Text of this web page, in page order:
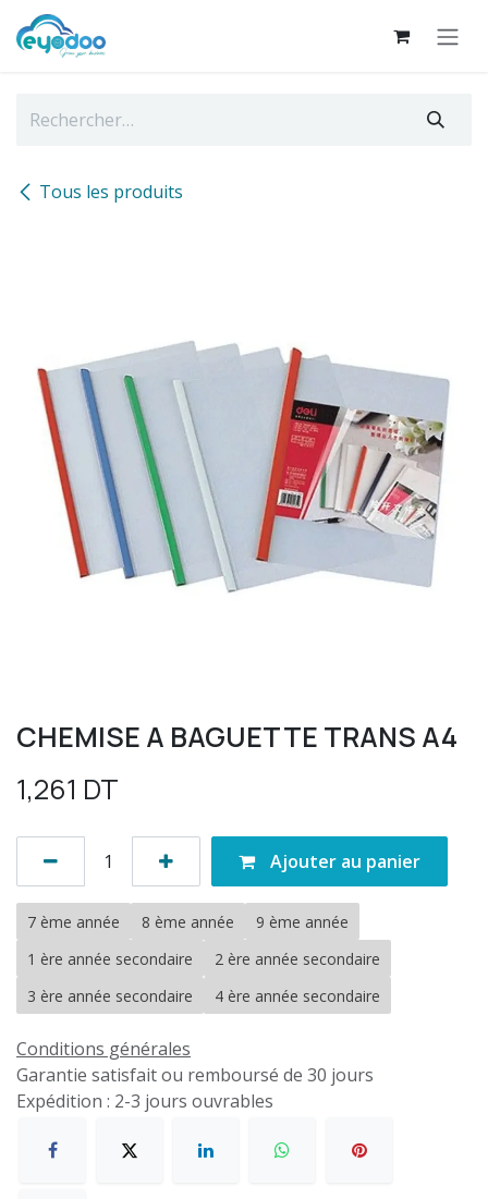
Se rendre au contenu
Tous les produits
CHEMISE A BAGUETTE TRANS A4
1,261 DT
Ajouter au panier
7 ème année 8 ème année
9 ème année
1 ère année secondaire
2 ère année secondaire
3 ère année secondaire
4 ère année secondaire
Conditions générales
Garantie satisfait ou remboursé de 30 jours
Expédition : 2-3 jours ouvrables